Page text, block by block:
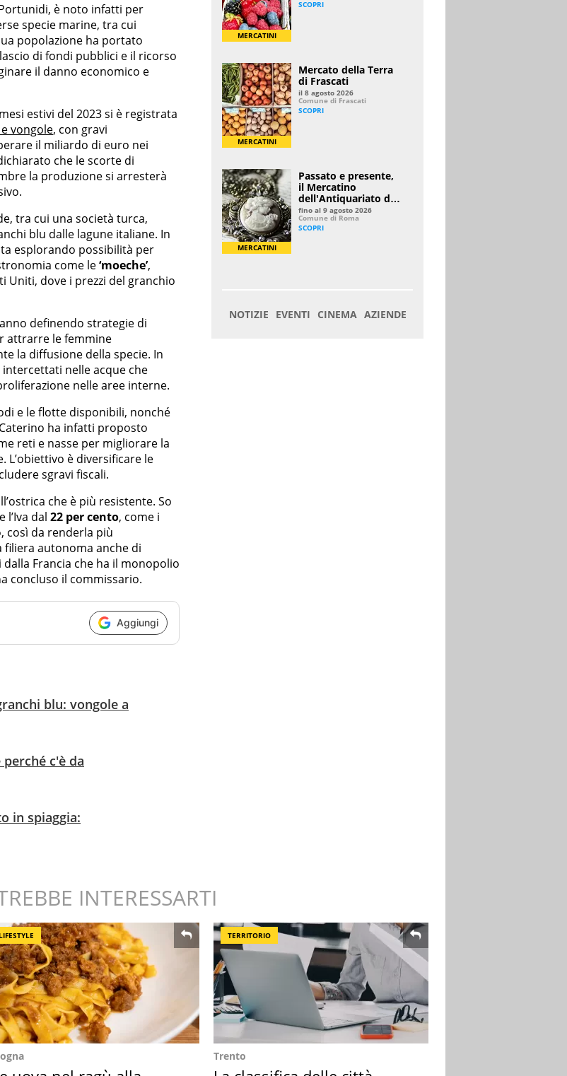
è noto infatti per
specie marine, tra cui
popolazione ha portato
di fondi pubblici e il ricorso
il danno economico e
estivi del 2023 si è registrata
vongole, con gravi
il miliardo di euro nei
che le scorte di
la produzione si arresterà
tra cui una società turca,
blu dalle lagune italiane. In
esplorando possibilità per
come le‘moeche’,
Uniti, dove i prezzi del granchio
definendo strategie di
attrarre le femmine
la diffusione della specie. In
nelle acque che
nelle aree interne.
e le flotte disponibili, nonché
ha infatti proposto
reti e nasse per migliorare la
L’obiettivo è diversificare le
sgravi fiscali.
che è più resistente. So
dal 22 per cento, come i
così da renderla più
filiera autonoma anche di
Francia che ha il monopolio
concluso il commissario.
Aggiungi
blu: vongole a
c'è da
in spiaggia:
INTERESSARTI
TERRITORIO
Trento